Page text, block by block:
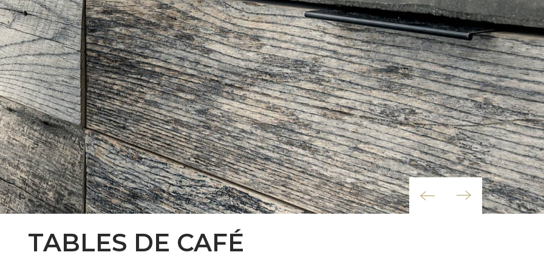
TABLES DE CAFÉ